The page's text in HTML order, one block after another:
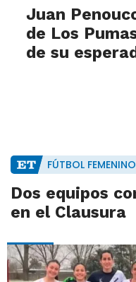
Juan
de Los
de su
FÚTBOL
Dos equipos
en el Clausura